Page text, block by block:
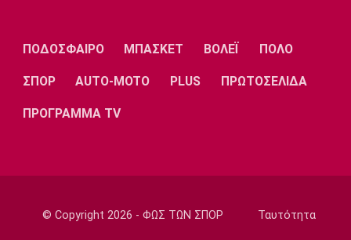
Ποδόσφαιρο - Διεθνή
22:20
Super League 1
Κούβελος σε αδελφές Αλεξανδρή: «Μας
ΠΟΔΟΣΦΑΙΡΟ ΜΠΑΣΚΕΤ ΒΟΛΕΪ ΠΟΛΟ
ΣΠΟΡ AUTO-MOTO PLUS ΠΡΩΤΟΣΕΛΙΔΑ
ΠΡΟΓΡΑΜΜΑ TV
© Copyright 2026 - ΦΩΣ ΤΩΝ ΣΠΟΡ Ταυτότητα